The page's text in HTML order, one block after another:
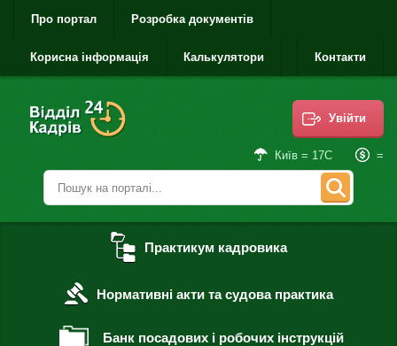
Про портал Розробка документів
Корисна інформація Калькулятори Контакти
Увійти
Київ = 17С =
Практикум кадровика
Нормативні акти та судова практика
Банк посадових і робочих інструкцій